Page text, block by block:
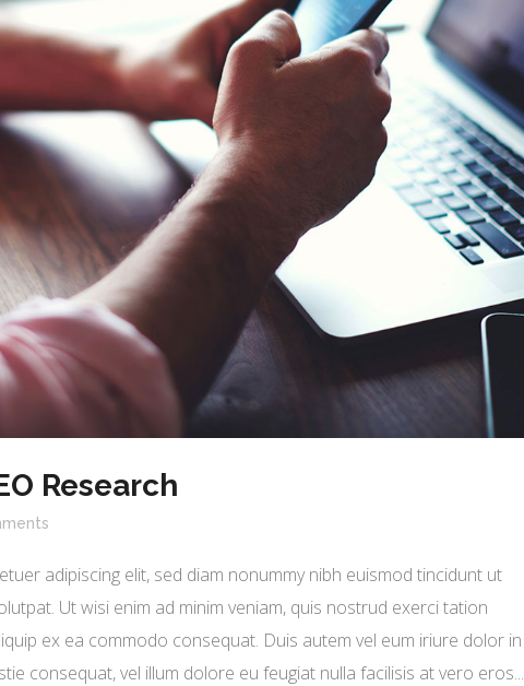
Research
adipiscing elit, sed diam nonummy nibh euismod tincidunt ut
Ut wisi enim ad minim veniam, quis nostrud exerci tation
ex ea commodo consequat. Duis autem vel eum iriure dolor in
consequat, vel illum dolore eu feugiat nulla facilisis at vero eros...